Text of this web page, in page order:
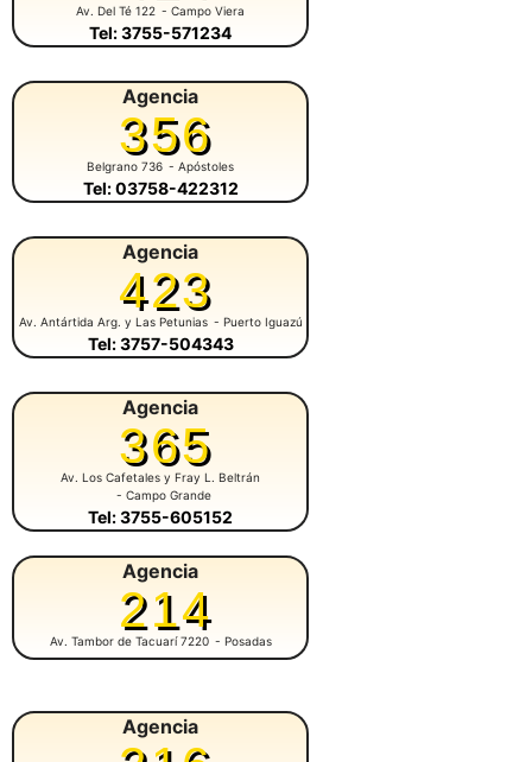
Av. Del Té 122 - Campo Viera
Tel: 3755-571234
Agencia
356
Belgrano 736 - Apóstoles
Tel: 03758-422312
Agencia
423
Av. Antártida Arg. y Las Petunias - Puerto Iguazú
Tel: 3757-504343
Agencia
365
Av. Los Cafetales y Fray L. Beltrán
- Campo Grande
Tel: 3755-605152
Agencia
214
Av. Tambor de Tacuarí 7220 - Posadas
Agencia